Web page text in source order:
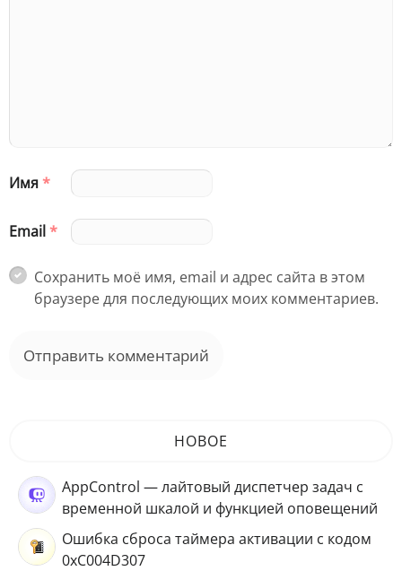
Имя*
Email*
Сохранить моё имя, email и адрес сайта в этом
браузере для последующих моих комментариев.
НОВОЕ
AppControl — лайтовый диспетчер задач с
временной шкалой и функцией оповещений
Ошибка сброса таймера активации с кодом
0xC004D307